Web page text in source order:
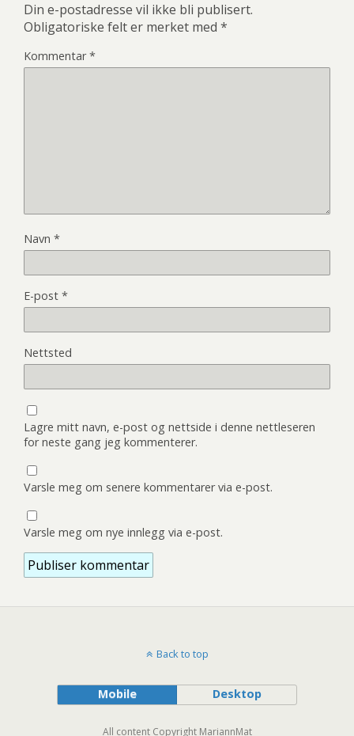
Din e-postadresse vil ikke bli publisert.
Obligatoriske felt er merket med *
Kommentar*
Navn *
E-post *
Nettsted
Lagre mitt navn, e-post og nettside i denne nettleseren
for neste gang jeg kommenterer.
Varsle meg om senere kommentarer via e-post.
Varsle meg om nye innlegg via e-post.
Back to top
Mobile Desktop
All content Copyright MariannMat